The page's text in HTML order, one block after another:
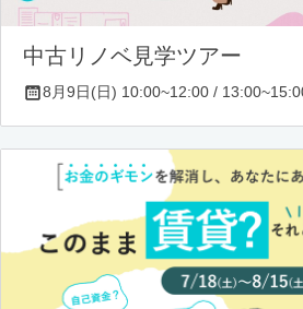
中古リノベ見学ツアー
8月9日(日) 10:00~12:00 /